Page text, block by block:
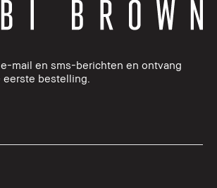
mail en sms-berichten en ontvang
bestelling.